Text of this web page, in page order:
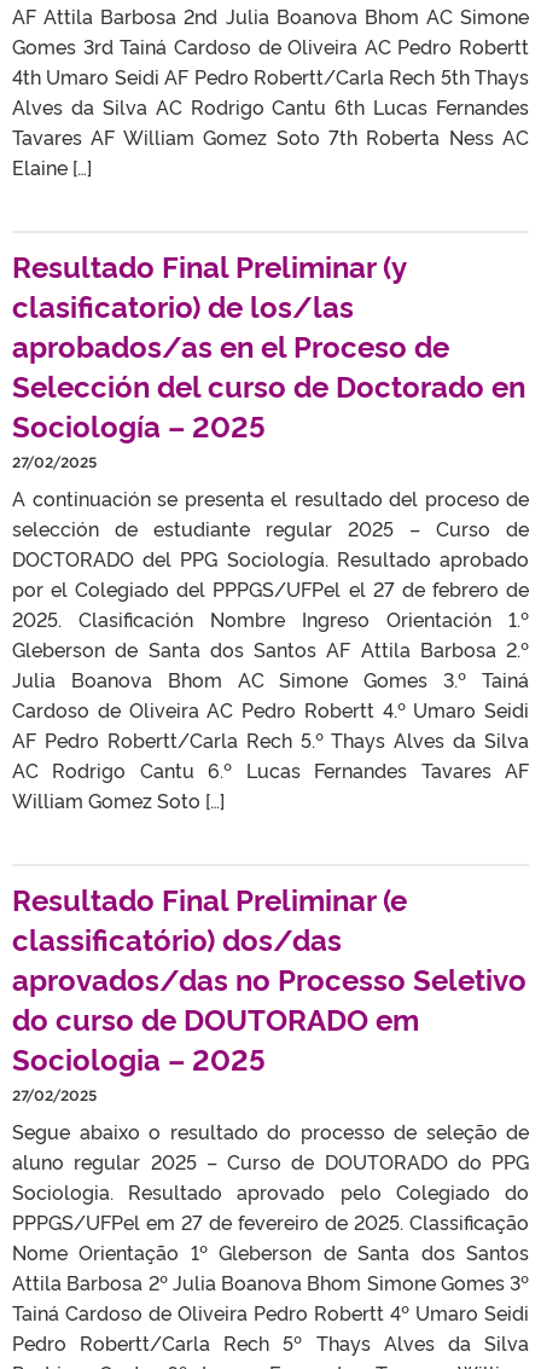
AF Attila Barbosa 2nd Julia Boanova Bhom AC Simone
Gomes 3rd Tainá Cardoso de Oliveira AC Pedro Robertt
4th Umaro Seidi AF Pedro Robertt/Carla Rech 5th Thays
Alves da Silva AC Rodrigo Cantu 6th Lucas Fernandes
Tavares AF William Gomez Soto 7th Roberta Ness AC
Elaine […]
Resultado Final Preliminar (y
clasificatorio) de los/las
aprobados/as en el Proceso de
Selección del curso de Doctorado en
Sociología – 2025
27/02/2025
A continuación se presenta el resultado del proceso de
selección de estudiante regular 2025 – Curso de
DOCTORADO del PPG Sociología. Resultado aprobado
por el Colegiado del PPPGS/UFPel el 27 de febrero de
2025. Clasificación Nombre Ingreso Orientación 1.º
Gleberson de Santa dos Santos AF Attila Barbosa 2.º
Julia Boanova Bhom AC Simone Gomes 3.º Tainá
Cardoso de Oliveira AC Pedro Robertt 4.º Umaro Seidi
AF Pedro Robertt/Carla Rech 5.º Thays Alves da Silva
AC Rodrigo Cantu 6.º Lucas Fernandes Tavares AF
William Gomez Soto […]
Resultado Final Preliminar (e
classificatório) dos/das
aprovados/das no Processo Seletivo
do curso de DOUTORADO em
Sociologia – 2025
27/02/2025
Segue abaixo o resultado do processo de seleção de
aluno regular 2025 – Curso de DOUTORADO do PPG
Sociologia. Resultado aprovado pelo Colegiado do
PPPGS/UFPel em 27 de fevereiro de 2025. Classificação
Nome Orientação 1º Gleberson de Santa dos Santos
Attila Barbosa 2º Julia Boanova Bhom Simone Gomes 3º
Tainá Cardoso de Oliveira Pedro Robertt 4º Umaro Seidi
Pedro Robertt/Carla Rech 5º Thays Alves da Silva